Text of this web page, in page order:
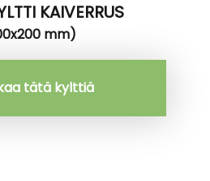
KAIVERRUS
mm)
tätä kylttiä